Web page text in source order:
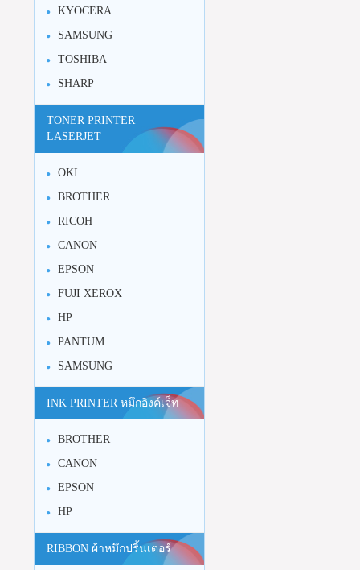
KYOCERA
SAMSUNG
TOSHIBA
SHARP
TONER PRINTER
LASERJET
OKI
BROTHER
RICOH
CANON
EPSON
FUJI XEROX
HP
PANTUM
SAMSUNG
INK PRINTER หมึกอิงค์เจ็ท
BROTHER
CANON
EPSON
HP
RIBBON ผ้าหมึกปริ้นเตอร์